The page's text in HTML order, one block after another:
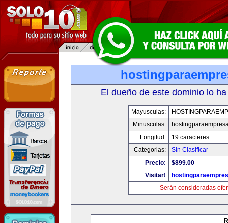
El dueño de este dominio lo
Mayusculas:
Minusculas:
Longitud:
19 caracteres
Categorias:
Sin Clasificar
Precio:
$899.00
Visitar!
Serán consideradas